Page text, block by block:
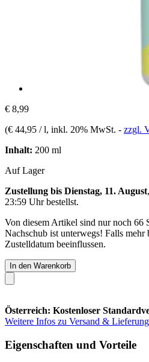
€ 8,99
(€ 44,95 / l, inkl. 20% MwSt. - zzgl.
Inhalt: 200 ml
Auf Lager
Zustellung bis Dienstag, 11. August
23:59 Uhrbestellst.
Von diesem Artikel sind nur noch 66
Nachschub ist unterwegs! Falls mehr
Zustelldatum beeinflussen.
In den Warenkorb
Österreich: Kostenloser
Weitere Infos zu Versand & Lieferung
Eigenschaften und Vorteile